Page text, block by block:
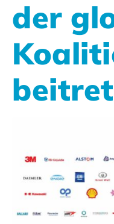
der